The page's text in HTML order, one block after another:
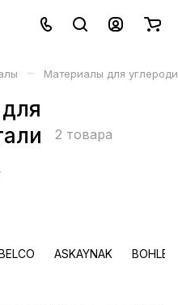
– Материалы для
2 товара
ASKAYNAK BOHLER